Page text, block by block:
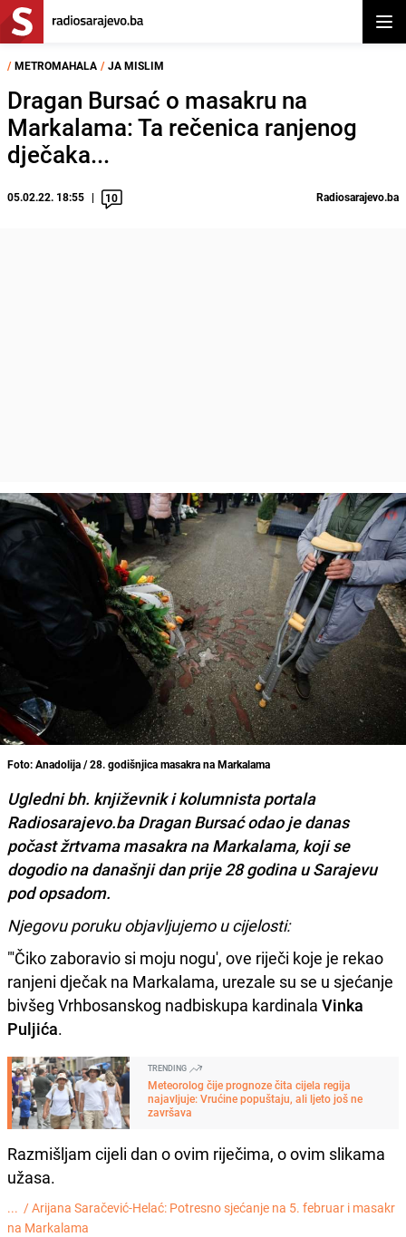
/ METROMAHALA / JA MISLIM
Dragan Bursać o masakru na
Markalama: Ta rečenica ranjenog
dječaka...
05.02.22. 18:55 10 Radiosarajevo.ba
Foto: Anadolija / 28. godišnjica masakra na Markalama
Ugledni bh. književnik ikolumnista portala
Radiosarajevo.ba Dragan Bursać odao je danas
počast žrtvama masakra na Markalama, koji se
dogodio na današnji dan prije 28 godina u Sarajevu
pod opsadom.
Njegovu poruku objavljujemo u cijelosti:
"'Čiko zaboravio si moju nogu', ove riječi koje je rekao
ranjeni dječak na Markalama, urezale su se u sjećanje
bivšeg Vrhbosanskog nadbiskupa kardinala Vinka
Puljića.
TRENDING
Meteorolog čije prognoze čita cijela regija
najavljuje: Vrućine popuštaju, ali ljeto još ne
završava
Razmišljam cijeli dan o ovim riječima, o ovim slikama
užasa.
... /Arijana Saračević-Helać: Potresno sjećanje na 5. februar i masakr
na Markalama